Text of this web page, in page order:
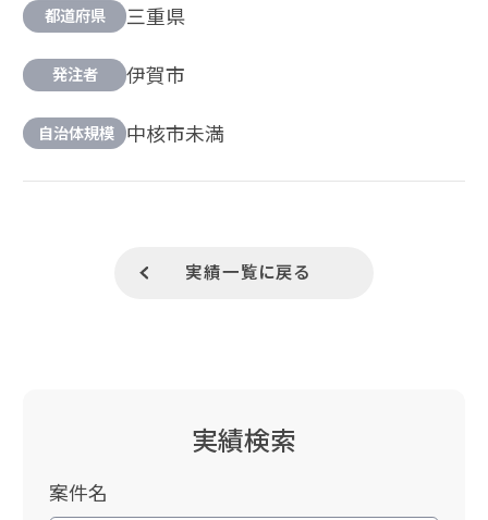
都道府県 三重県
発注者 伊賀市
自治体規模 中核市未満
実績一覧に戻る
実績検索
案件名